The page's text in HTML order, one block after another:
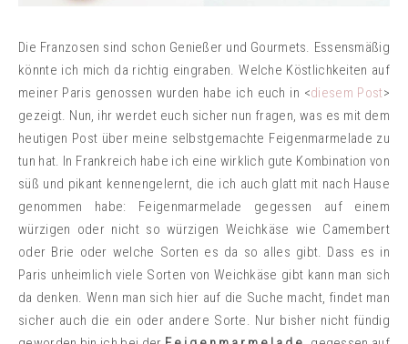
Die Franzosen sind schon Genießer und Gourmets. Essensmäßig
könnte ich mich da richtig eingraben. Welche Köstlichkeiten auf
meiner Paris genossen wurden habe ich euch in <diesem Post>
gezeigt. Nun, ihr werdet euch sicher nun fragen, was es mit dem
heutigen Post über meine selbstgemachte Feigenmarmelade zu
tun hat. In Frankreich habe ich eine wirklich gute Kombination von
süß und pikant kennengelernt, die ich auch glatt mit nach Hause
genommen habe: Feigenmarmelade gegessen auf einem
würzigen oder nicht so würzigen Weichkäse wie Camembert
oder Brie oder welche Sorten es da so alles gibt. Dass es in
Paris unheimlich viele Sorten von Weichkäse gibt kann man sich
da denken. Wenn man sich hier auf die Suche macht, findet man
sicher auch die ein oder andere Sorte. Nur bisher nicht fündig